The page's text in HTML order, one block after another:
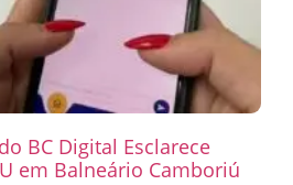
BC Digital Esclarece
em Balneário Camboriú